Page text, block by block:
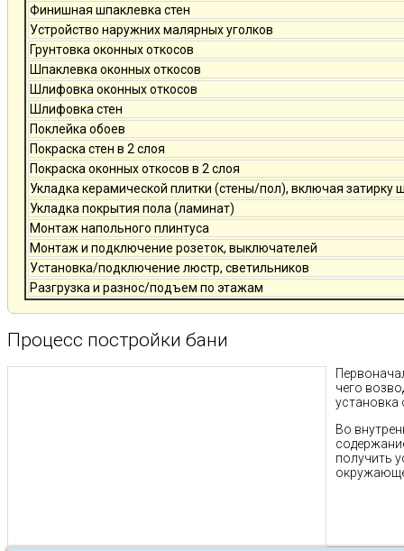
Финишная шпаклевка стен
Устройство наружних малярных уголков
Грунтовка оконных откосов
Шпаклевка оконных откосов
Шлифовка оконных откосов
Шлифовка стен
Поклейка обоев
Покраска стен в 2 слоя
Покраска оконных откосов в 2 слоя
Укладка керамической плитки (стены/пол), включая затирку
Укладка покрытия пола (ламинат)
Монтаж напольного плинтуса
Монтаж и подключение розеток, выключателей
Установка/подключение люстр, светильников
Разгрузка и разнос/подъем по этажам
Процесс постройки бани
чего
установка
Во
получить